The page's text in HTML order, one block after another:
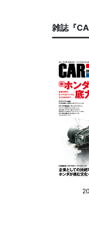
雑誌『